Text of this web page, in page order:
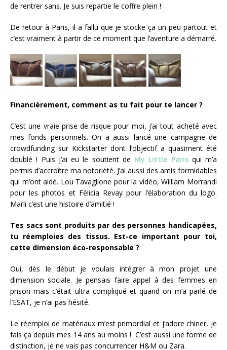
de rentrer sans. Je suis repartie le coffre plein !
De retour à Paris, il a fallu que je stocke ça un peu partout et
c’est vraiment à partir de ce moment que l’aventure a démarré.
Financièrement, comment as tu fait pour te lancer ?
C’est une vraie prise de risque pour moi, j’ai tout acheté avec
mes fonds personnels. On a aussi lancé une campagne de
crowdfunding sur Kickstarter dont l’objectif a quasiment été
doublé ! Puis j’ai eu le soutient de My Little Paris qui m’a
permis d’accroître ma notoriété. J’ai aussi des amis formidables
qui m’ont aidé. Lou Tavaglione pour la vidéo, William Morrandi
pour les photos et Félicia Revay pour l’élaboration du logo.
Marli c’est une histoire d’amitié !
Tes sacs sont produits par des personnes handicapées,
tu réemploies des tissus. Est-ce important pour toi,
cette dimension éco-responsable ?
Oui, dès le début je voulais intégrer à mon projet une
dimension sociale. Je pensais faire appel à des femmes en
prison mais c’était ultra compliqué et quand on m’a parlé de
l’ESAT, je n’ai pas hésité.
Le réemploi de matériaux m’est primordial et j’adore chiner, je
fais ça depuis mes 14 ans au moins ! C’est aussi une forme de
distinction, je ne vais pas concurrencer H&M ou Zara.